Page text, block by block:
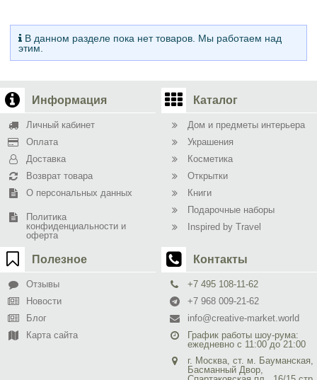
В данном разделе пока нет товаров. Мы работаем над
этим.
Информация
Личный кабинет
Оплата
Доставка
Возврат товара
О персональных данных
Политика
конфиденциальности и
оферта
Каталог
Дом и предметы интерьера
Украшения
Косметика
Открытки
Книги
Подарочные наборы
Inspired by Travel
Полезное
Отзывы
Новости
Блог
Карта сайта
Контакты
+7 495 108-11-62
+7 968 009-21-62
info@creative-market.world
График работы шоу-рума:
ежедневно с 11:00 до 21:00
г. Москва, ст. м. Бауманская,
Басманный Двор,